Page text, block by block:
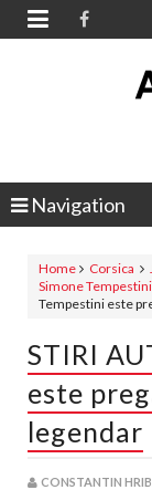

Navigation
Home Corsica
Simone Tempestini
Tempestini este
STIRI
este
legendar
CONSTANTIN